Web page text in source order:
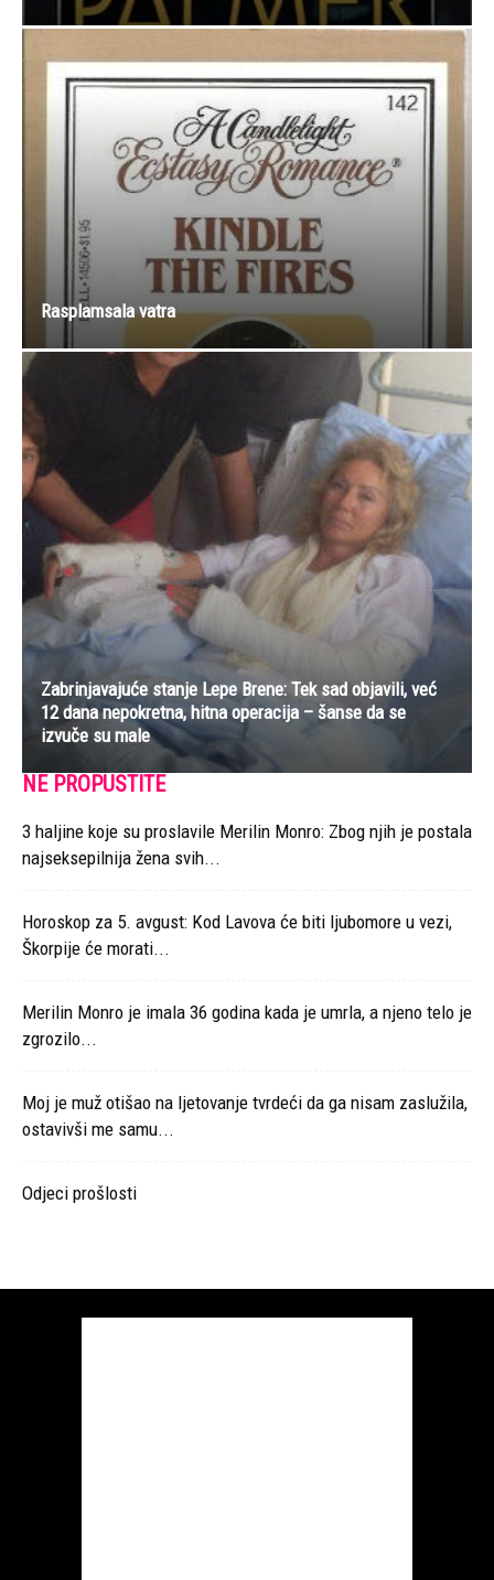
Rasplamsala vatra
Zabrinjavajuće stanje Lepe Brene: Tek sad objavili, već
12 dana nepokretna, hitna operacija – šanse da se
izvuče su male
NE PROPUSTITE
3 haljine koje su proslavile Merilin Monro: Zbog njih je postala
najseksepilnija žena svih...
Horoskop za 5. avgust: Kod Lavova će biti ljubomore u vezi,
Škorpije će morati...
Merilin Monro je imala 36 godina kada je umrla, a njeno telo je
zgrozilo...
Moj je muž otišao na ljetovanje tvrdeći da ga nisam zaslužila,
ostavivši me samu...
Odjeci prošlosti